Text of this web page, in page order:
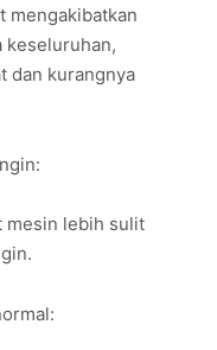
mengakibatkan
keseluruhan,
dan kurangnya
mesin lebih sulit